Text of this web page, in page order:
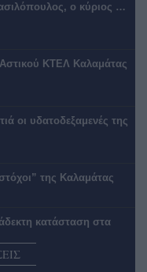
ο κύριος …
ΚΤΕΛ Καλαμάτας
οι υδατοδεξαμενές της
της Καλαμάτας
κατάσταση στα